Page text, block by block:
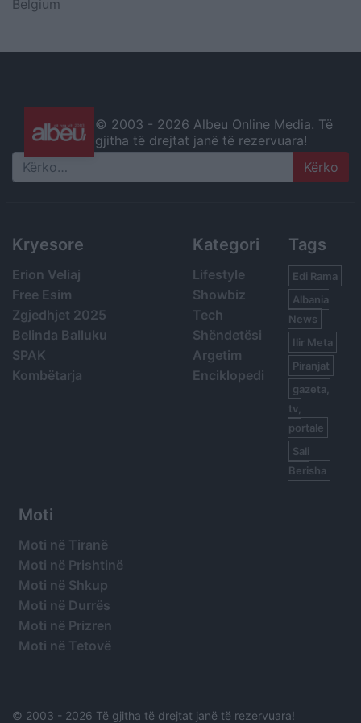
Belgium
© 2003 - 2026 Albeu Online Media. Të
gjitha të drejtat janë të rezervuara!
Search
Kryesore
Erion Veliaj
Free Esim
Zgjedhjet 2025
Belinda Balluku
SPAK
Kombëtarja
Kategori
Lifestyle
Showbiz
Tech
Shëndetësi
Argetim
Enciklopedi
Tags
Edi Rama
Albania
News
Ilir Meta
Piranjat
gazeta,
tv,
portale
Sali
Berisha
Moti
Moti në Tiranë
Moti në Prishtinë
Moti në Shkup
Moti në Durrës
Moti në Prizren
Moti në Tetovë
© 2003 - 2026 Të gjitha të drejtat janë të rezervuara!